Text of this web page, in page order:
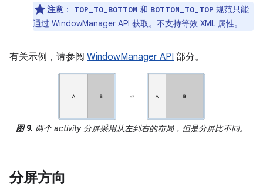
注意 ： TOP_TO_BOTTOM 和 BOTTOM_TO_TOP 规范只能
通过 WindowManager API 获取。不支持等效 XML 属性。
有关示例，请参阅 WindowManager API 部分。
图 9. 两个 activity 分屏采用从左到右的布局，但是分屏比不同。
分屏方向